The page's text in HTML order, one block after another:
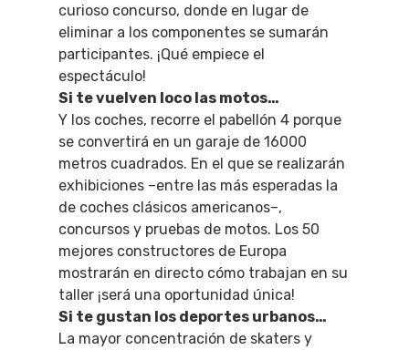
curioso concurso, donde en lugar de
eliminar a los componentes se sumarán
participantes. ¡Qué empiece el
espectáculo!
Si te vuelven loco las motos…
Y los coches, recorre el pabellón 4 porque
se convertirá en un garaje de 16000
metros cuadrados. En el que se realizarán
exhibiciones –entre las más esperadas la
de coches clásicos americanos–,
concursos y pruebas de motos. Los 50
mejores constructores de Europa
mostrarán en directo cómo trabajan en su
taller ¡será una oportunidad única!
Si te gustan los deportes urbanos…
La mayor concentración de skaters y